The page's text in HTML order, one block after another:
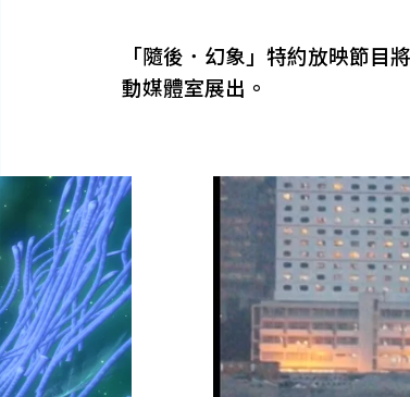
「隨後．幻象」特約放映節目
動媒體室展出。